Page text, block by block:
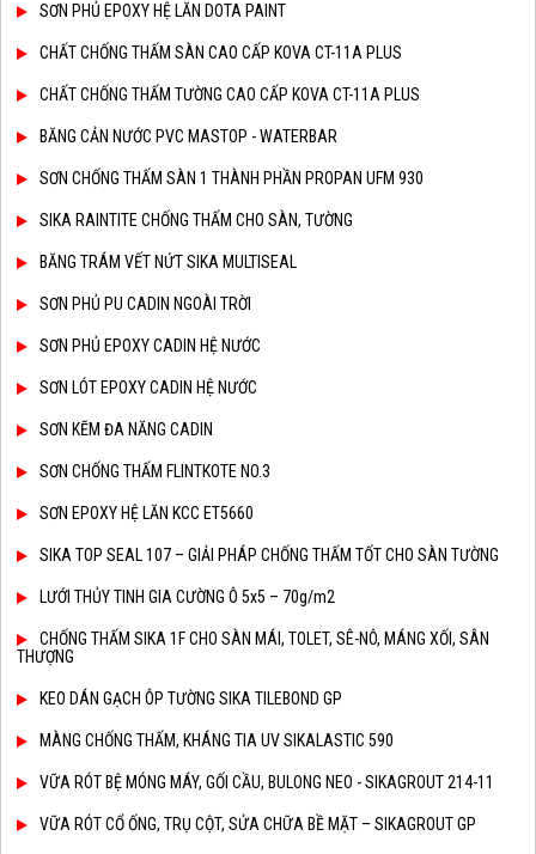
SƠN PHỦ EPOXY HỆ LĂN DOTA PAINT
CHẤT CHỐNG THẤM SÀN CAO CẤP KOVA CT-11A PLUS
CHẤT CHỐNG THẤM TƯỜNG CAO CẤP KOVA CT-11A PLUS
BĂNG CẢN NƯỚC PVC MASTOP - WATERBAR
SƠN CHỐNG THẤM SÀN 1 THÀNH PHẦN PROPAN UFM 930
SIKA RAINTITE CHỐNG THẤM CHO SÀN, TƯỜNG
BĂNG TRÁM VẾT NỨT SIKA MULTISEAL
SƠN PHỦ PU CADIN NGOÀI TRỜI
SƠN PHỦ EPOXY CADIN HỆ NƯỚC
SƠN LÓT EPOXY CADIN HỆ NƯỚC
SƠN KẼM ĐA NĂNG CADIN
SƠN CHỐNG THẤM FLINTKOTE NO.3
SƠN EPOXY HỆ LĂN KCC ET5660
SIKA TOP SEAL 107 – GIẢI PHÁP CHỐNG THẤM TỐT CHO SÀN TƯỜNG
LƯỚI THỦY TINH GIA CƯỜNG Ô 5x5 – 70g/m2
CHỐNG THẤM SIKA 1F CHO SÀN MÁI, TOLET, SÊ-NÔ, MÁNG XỐI, SÂN
THƯỢNG
KEO DÁN GẠCH ÔP TƯỜNG SIKA TILEBOND GP
MÀNG CHỐNG THẤM, KHÁNG TIA UV SIKALASTIC 590
VỮA RÓT BỆ MÓNG MÁY, GỐI CẦU, BULONG NEO - SIKAGROUT 214-11
VỮA RÓT CỔ ỐNG, TRỤ CỘT, SỬA CHỮA BỀ MẶT – SIKAGROUT GP